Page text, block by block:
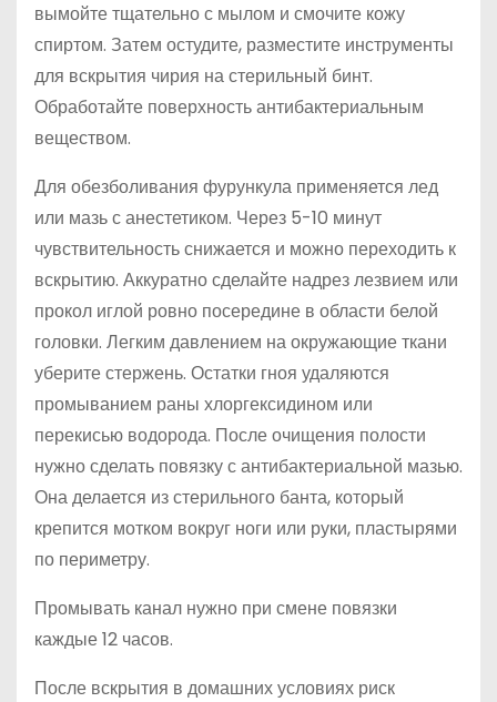
вымойте тщательно с мылом и смочите кожу
спиртом. Затем остудите, разместите инструменты
для вскрытия чирия на стерильный бинт.
Обработайте поверхность антибактериальным
веществом.
Для обезболивания фурункула применяется лед
или мазь с анестетиком. Через 5-10 минут
чувствительность снижается и можно переходить к
вскрытию. Аккуратно сделайте надрез лезвием или
прокол иглой ровно посередине в области белой
головки. Легким давлением на окружающие ткани
уберите стержень. Остатки гноя удаляются
промыванием раны хлоргексидином или
перекисью водорода. После очищения полости
нужно сделать повязку с антибактериальной мазью.
Она делается из стерильного банта, который
крепится мотком вокруг ноги или руки, пластырями
по периметру.
Промывать канал нужно при смене повязки
каждые 12 часов.
После вскрытия в домашних условиях риск